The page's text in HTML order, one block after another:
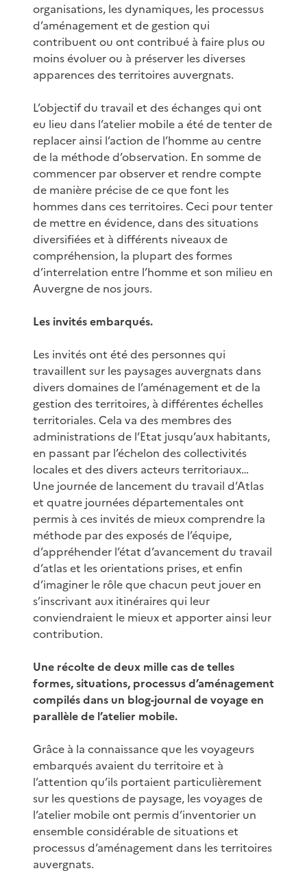
organisations, les dynamiques, les processus
d’aménagement et de gestion qui
contribuent ou ont contribué à faire plus ou
moins évoluer ou à préserver les diverses
apparences des territoires auvergnats.
L’objectif du travail et des échanges qui ont
eu lieu dans l’atelier mobile a été de tenter de
replacer ainsi l’action de l’homme au centre
de la méthode d’observation. En somme de
commencer par observer et rendre compte
de manière précise de ce que font les
hommes dans ces territoires. Ceci pour tenter
de mettre en évidence, dans des situations
diversifiées et à différents niveaux de
compréhension, la plupart des formes
d’interrelation entre l’homme et son milieu en
Auvergne de nos jours.
Les invités embarqués.
Les invités ont été des personnes qui
travaillent sur les paysages auvergnats dans
divers domaines de l’aménagement et de la
gestion des territoires, à différentes échelles
territoriales. Cela va des membres des
administrations de l’Etat jusqu’aux habitants,
en passant par l’échelon des collectivités
locales et des divers acteurs territoriaux…
Une journée de lancement du travail d’Atlas
et quatre journées départementales ont
permis à ces invités de mieux comprendre la
méthode par des exposés de l’équipe,
d’appréhender l’état d’avancement du travail
d’atlas et les orientations prises, et enfin
d’imaginer le rôle que chacun peut jouer en
s’inscrivant aux itinéraires qui leur
conviendraient le mieux et apporter ainsi leur
contribution.
Une récolte de deux mille cas de telles
formes, situations, processus d’aménagement
compilés dans un blog-journal de voyage en
parallèle de l’atelier mobile.
Grâce à la connaissance que les voyageurs
embarqués avaient du territoire et à
l’attention qu’ils portaient particulièrement
sur les questions de paysage, les voyages de
l’atelier mobile ont permis d’inventorier un
ensemble considérable de situations et
processus d’aménagement dans les territoires
auvergnats.